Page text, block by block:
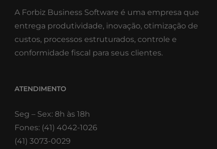
A Forbiz Business Software é uma empresa que
entrega produtividade, inovação, otimização de
custos, processos estruturados, controle e
conformidade fiscal para seus clientes.
ATENDIMENTO
Seg – Sex: 8h às 18h
Fones: (41) 4042-1026
(41) 3073-0029